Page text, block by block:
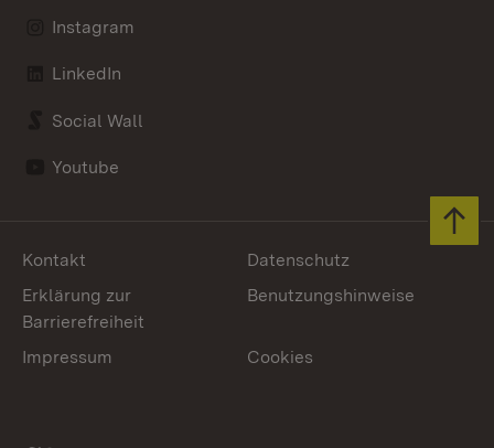
Instagram
LinkedIn
Social Wall
Youtube
Kontakt
Datenschutz
Erklärung zur
Barrierefreiheit
Benutzungshinweise
Impressum Cookies